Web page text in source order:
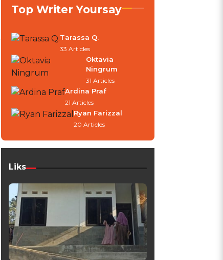
Top Writer Yoursay
Tarassa Q.
33 Articles
Oktavia
Ningrum
31 Articles
Ardina Praf
21 Articles
Ryan Farizzal
20 Articles
Liks